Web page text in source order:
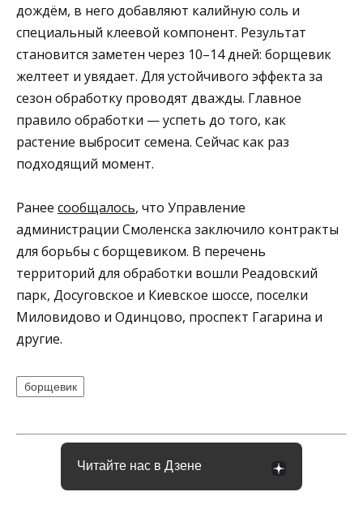
дождём, в него добавляют калийную соль и
специальный клеевой компонент. Результат
становится заметен через 10–14 дней: борщевик
желтеет и увядает. Для устойчивого эффекта за
сезон обработку проводят дважды. Главное
правило обработки — успеть до того, как
растение выбросит семена. Сейчас как раз
подходящий момент.
Ранее сообщалось, что Управление
администрации Смоленска заключило контракты
для борьбы с борщевиком. В перечень
территорий для обработки вошли Реадовский
парк, Досуговское и Киевское шоссе, поселки
Миловидово и Одинцово, проспект Гагарина и
другие.
борщевик
Читайте нас в Дзене